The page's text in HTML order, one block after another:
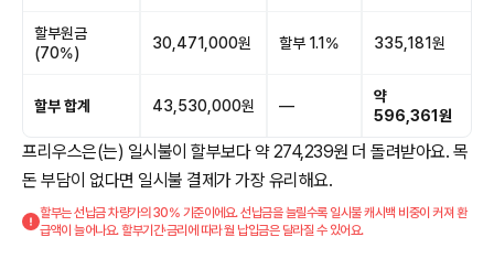
할부원금
(70%)
30,471,000원 할부 1.1% 335,181원
할부 합계 43,530,000원 —
약
596,361원
프리우스은(는) 일시불이 할부보다 약 274,239원 더 돌려받아요. 목
돈 부담이 없다면 일시불 결제가 가장 유리해요.
할부는 선납금 차량가의 30% 기준이에요. 선납금을 늘릴수록 일시불 캐시백 비중이 커져 환
급액이 늘어나요. 할부기간·금리에 따라 월 납입금은 달라질 수 있어요.